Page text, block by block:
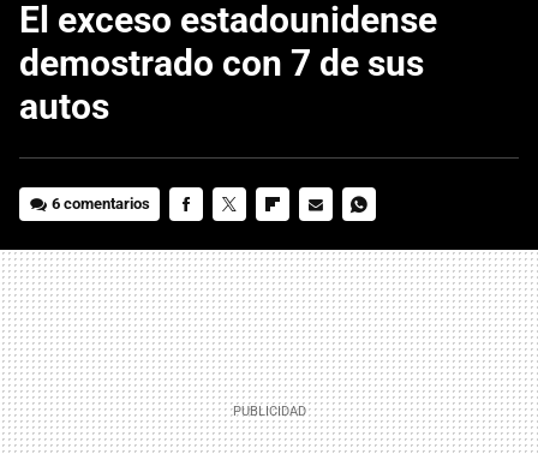
El exceso estadounidense
demostrado con 7 de sus
autos
6 comentarios
MAIL